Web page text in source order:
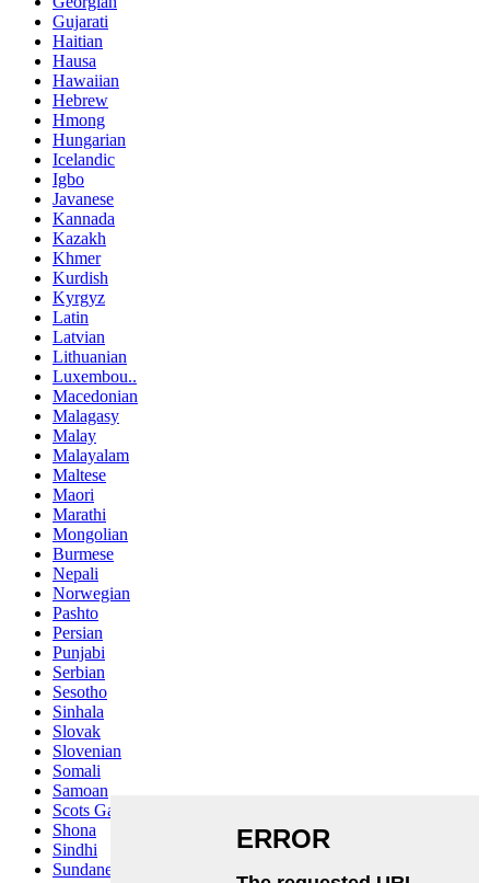
Gujarati
Haitian
Hausa
Hawaiian
Hebrew
Hmong
Hungarian
Icelandic
Igbo
Javanese
Kannada
Kazakh
Khmer
Kurdish
Kyrgyz
Latin
Latvian
Lithuanian
Luxembou..
Macedonian
Malagasy
Malay
Malayalam
Maltese
Maori
Marathi
Mongolian
Burmese
Nepali
Norwegian
Pashto
Persian
Punjabi
Serbian
Sesotho
Sinhala
Slovak
Slovenian
Somali
Samoan
Scots Gaelic
Shona
Sindhi
Sundanese